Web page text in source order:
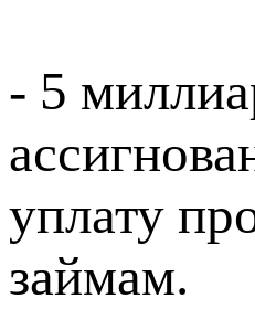
- 5
уплату
займам.